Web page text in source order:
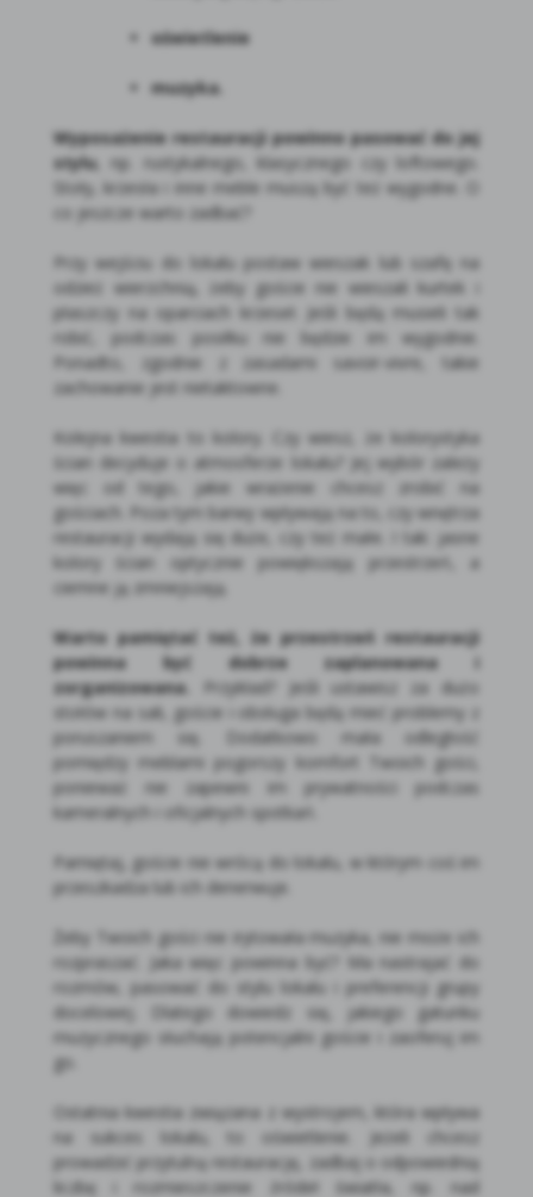
oświetlenie
muzyka.
Wyposażenie restauracji powinno pasować do jej
stylu, np. rustykalnego, klasycznego czy loftowego.
Stoły, krzesła i inne meble muszą być też wygodne. O
co jeszcze warto zadbać?
Przy wejściu do lokalu postaw wieszak lub szafę na
odzież wierzchnią, żeby goście nie wieszali kurtek i
płaszczy na oparciach krzeseł. Jeśli będą musieli tak
robić, podczas posiłku nie będzie im wygodnie.
Ponadto, zgodnie z zasadami savoir-vivre, takie
zachowanie jest nietaktowne.
Kolejna kwestia to kolory. Czy wiesz, że kolorystyka
ścian decyduje o atmosferze lokalu? Jej wybór zależy
więc od tego, jakie wrażenie chcesz zrobić na
gościach. Poza tym barwy wpływają na to, czy wnętrza
restauracji wydają się duże, czy też małe. I tak: jasne
kolory ścian optycznie powiększają przestrzeń, a
ciemne ją zmniejszają.
Warto pamiętać też, że przestrzeń restauracji
powinna być dobrze zaplanowana i
zorganizowana.
Przykład? Jeśli ustawisz za dużo
stołów na sali, goście i obsługa będą mieć problemy z
poruszaniem się. Dodatkowo mała odległość
pomiędzy meblami pogorszy komfort Twoich gości,
ponieważ nie zapewni im prywatności podczas
kameralnych i oficjalnych spotkań.
Pamiętaj, goście nie wrócą do lokalu, w którym coś im
przeszkadza lub ich denerwuje.
Żeby Twoich gości nie irytowała muzyka, nie może ich
rozpraszać. Jaka więc powinna być? Ma nastrajać do
rozmów, pasować do stylu lokalu i preferencji grupy
docelowej. Dlatego dowiedz się, jakiego gatunku
muzycznego słuchają potencjalni goście i zaoferuj im
go.
Ostatnia kwestia związana z wystrojem, która wpływa
na sukces lokalu, to oświetlenie. Jeżeli chcesz
prowadzić przytulną restaurację, zadbaj o odpowiednią
liczbę i rozmieszczenie źródeł światła, np. nad